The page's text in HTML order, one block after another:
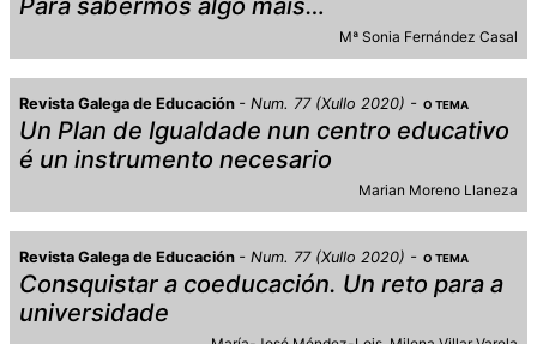
Mª Sonia Fernández Casal
Revista Galega de Educación Num. 77 (Xullo 2020) O TEMA
Un Plan de Igualdade nun centro educativo
é un instrumento necesario
Marian Moreno Llaneza
Revista Galega de Educación Num. 77 (Xullo 2020) O TEMA
Consquistar a coeducación. Un reto para a
universidade